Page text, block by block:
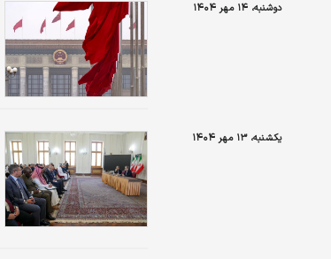
دوشنبه، ۱۴ مهر ۱۴۰۴
یکشنبه، ۱۳ مهر ۱۴۰۴